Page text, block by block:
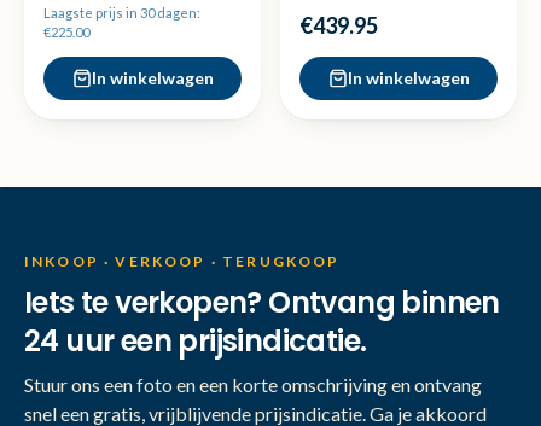
Laagste prijs in 30 dagen:
€225.00
In winkelwagen
€439.95
In winkelwagen
INKOOP · VERKOOP · TERUGKOOP
Iets te verkopen? Ontvang binnen
24 uur een prijsindicatie.
Stuur ons een foto en een korte omschrijving en ontvang
snel een gratis, vrijblijvende prijsindicatie. Ga je akkoord